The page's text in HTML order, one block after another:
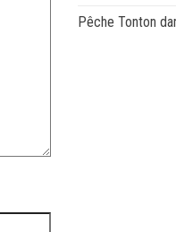
Pêche Tonton